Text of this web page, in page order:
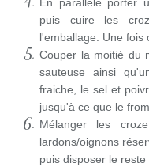
puis cuire les
l'emballage. Une fois
Couper la moitié du
sauteuse ainsi
fraiche, le sel et
jusqu'à ce que le
Mélanger les
lardons/oignons
puis disposer le